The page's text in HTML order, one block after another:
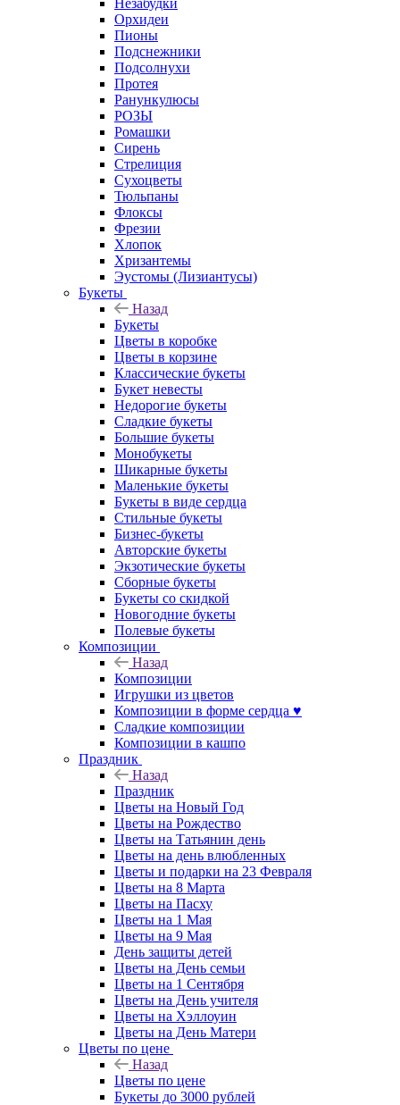
Незабудки
Орхидеи
Пионы
Подснежники
Подсолнухи
Протея
Ранункулюсы
РОЗЫ
Ромашки
Сирень
Стрелиция
Сухоцветы
Тюльпаны
Флоксы
Фрезии
Хлопок
Хризантемы
Эустомы (Лизиантусы)
Букеты
Назад
Букеты
Цветы в коробке
Цветы в корзине
Классические букеты
Букет невесты
Недорогие букеты
Сладкие букеты
Большие букеты
Монобукеты
Шикарные букеты
Маленькие букеты
Букеты в виде сердца
Стильные букеты
Бизнес-букеты
Авторские букеты
Экзотические букеты
Сборные букеты
Букеты со скидкой
Новогодние букеты
Полевые букеты
Композиции
Назад
Композиции
Игрушки из цветов
Композиции в форме сердца ♥
Сладкие композиции
Композиции в кашпо
Праздник
Назад
Праздник
Цветы на Новый Год
Цветы на Рождество
Цветы на Татьянин день
Цветы на день влюбленных
Цветы и подарки на 23 Февраля
Цветы на 8 Марта
Цветы на Пасху
Цветы на 1 Мая
Цветы на 9 Мая
День защиты детей
Цветы на День семьи
Цветы на 1 Сентября
Цветы на День учителя
Цветы на Хэллоуин
Цветы на День Матери
Цветы по цене
Назад
Цветы по цене
Букеты до 3000 рублей